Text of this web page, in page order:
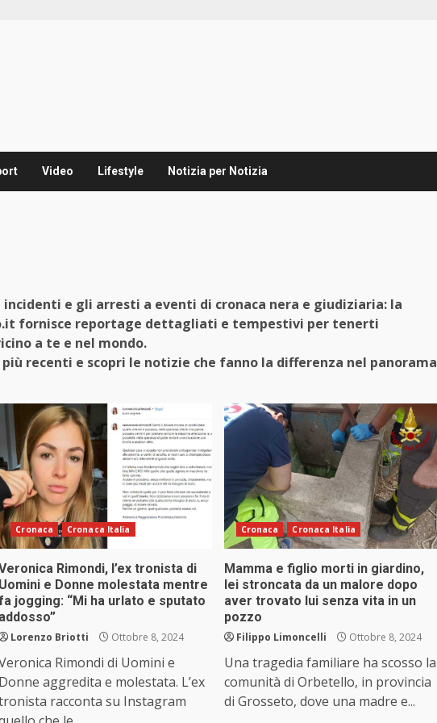
Video Lifestyle Notizia per Notizia
incidenti e gli arresti a eventi di cronaca nera e giudiziaria: la
fornisce reportage dettagliati e tempestivi per tenerti
a te e nel mondo.
recenti e scopri le notizie che fanno la differenza nel panorama
Cronaca Cronaca Italia
Rimondi, l’ex tronista di
Uomini e Donne molestata mentre
jogging: “Mi ha urlato e sputato
addosso”
Lorenzo Briotti Ottobre 8, 2024
Rimondi di Uomini e
Donne aggredita e molestata. L’ex
racconta su Instagram
Cronaca Cronaca Italia
Mamma e figlio morti in giardino,
lei stroncata da un malore dopo
aver trovato lui senza vita in un
pozzo
Filippo Limoncelli Ottobre 8, 2024
Una tragedia familiare ha scosso la
comunità di Orbetello, in provincia
di Grosseto, dove una madre e...